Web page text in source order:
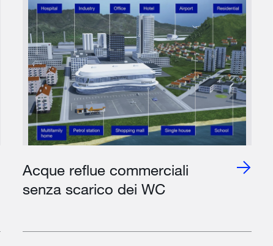
Acque reflue commerciali
senza scarico dei WC